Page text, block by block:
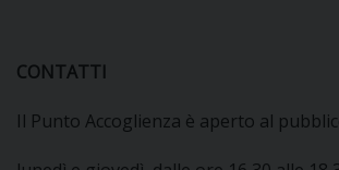
CONTATTI
Il Punto Accoglienza è aperto al